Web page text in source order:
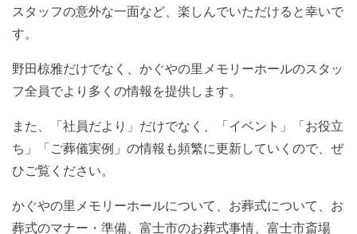
スタッフの意外な一面など、楽しんでいただけると幸いで
す。
野田椋雅だけでなく、かぐやの里メモリーホールのスタッ
フ全員でより多くの情報を提供します。
また、「社員だより」だけでなく、「イベント」「お役立
ち」「ご葬儀実例」の情報も頻繁に更新していくので、ぜ
ひご覧ください。
かぐやの里メモリーホールについて、お葬式について、お
葬式のマナー・準備、富士市のお葬式事情、富士市斎場